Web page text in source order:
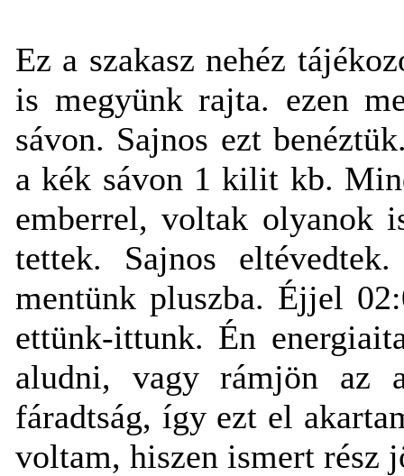
Ez a szakasz nehéz
is megyünk rajta. ezen
sávon. Sajnos ezt
a kék sávon 1 kilit kb.
emberrel, voltak olyanok
tettek. Sajnos
mentünk pluszba. Éjjel
ettünk-ittunk. Én
aludni, vagy rámjön az
fáradtság, így ezt el
voltam, hiszen ismert rész